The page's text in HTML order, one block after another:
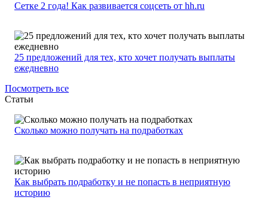
Сетке 2 года! Как развивается соцсеть от hh.ru
25 предложений для тех, кто хочет получать выплаты
ежедневно
Посмотреть все
Статьи
Сколько можно получать на подработках
Как выбрать подработку и не попасть в неприятную
историю